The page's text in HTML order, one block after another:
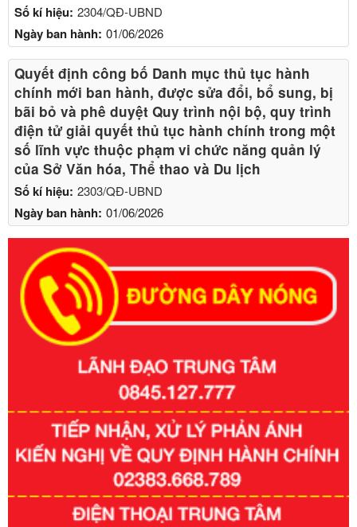
Số kí hiệu: 2304/QĐ-UBND
Ngày ban hành: 01/06/2026
Số kí hiệu: 2303/QĐ-UBND
Ngày ban hành: 01/06/2026
Quyết định công bố Danh mục thủ tục hành
chính mới ban hành, được sửa đổi, bổ sung, bị
bãi bỏ và phê duyệt Quy trình nội bộ, quy trình
điện tử giải quyết thủ tục hành chính trong một
số lĩnh vực thuộc phạm vi chức năng quản lý
của Sở Văn hóa, Thể thao và Du lịch